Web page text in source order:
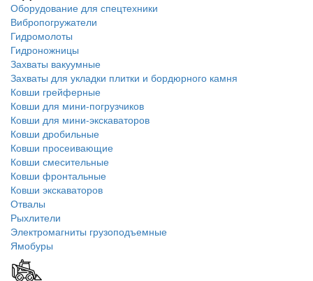
Оборудование для спецтехники
Вибропогружатели
Гидромолоты
Гидроножницы
Захваты вакуумные
Захваты для укладки плитки и бордюрного камня
Ковши грейферные
Ковши для мини-погрузчиков
Ковши для мини-экскаваторов
Ковши дробильные
Ковши просеивающие
Ковши смесительные
Ковши фронтальные
Ковши экскаваторов
Отвалы
Рыхлители
Электромагниты грузоподъемные
Ямобуры